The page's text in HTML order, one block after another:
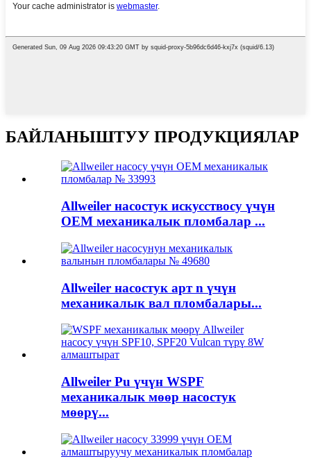
БАЙЛАНЫШТУУ ПРОДУКЦИЯЛАР
Allweiler насостук искусствосу үчүн
OEM механикалык пломбалар ...
Allweiler насостук арт n үчүн
механикалык вал пломбалары...
Allweiler Pu үчүн WSPF
механикалык мөөр насостук
мөөрү...